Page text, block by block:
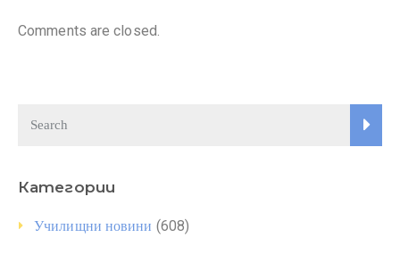
Comments are closed.
Категории
Училищни новини (608)